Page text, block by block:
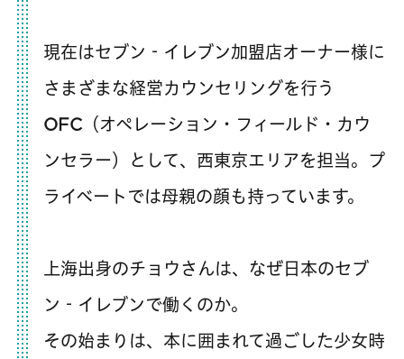
現在はセブン‐イレブン加盟店オーナー様に
さまざまな経営カウンセリングを行う
OFC（オペレーション・フィールド・カウ
ンセラー）として、西東京エリアを担当。プ
ライベートでは母親の顔も持っています。
上海出身のチョウさんは、なぜ日本のセブ
ン‐イレブンで働くのか。
その始まりは、本に囲まれて過ごした少女時